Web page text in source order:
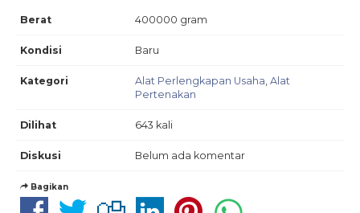
Berat 400000 gram
Kondisi Baru
Kategori Alat Perlengkapan Usaha, Alat
Pertenakan
Dilihat 643 kali
Diskusi Belum ada komentar
Bagikan